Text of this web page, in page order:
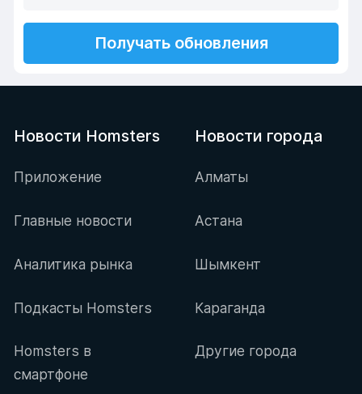
Получать обновления
Новости Homsters
Приложение
Главные новости
Аналитика рынка
Подкасты Homsters
Homsters в
смартфоне
Новости города
Алматы
Астана
Шымкент
Караганда
Другие города